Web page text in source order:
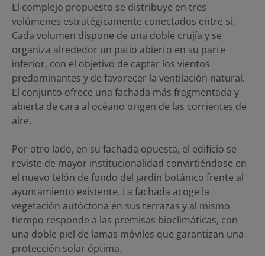
El complejo propuesto se distribuye en tres
volúmenes estratégicamente conectados entre sí.
Cada volumen dispone de una doble crujía y se
organiza alrededor un patio abierto en su parte
inferior, con el objetivo de captar los vientos
predominantes y de favorecer la ventilación natural.
El conjunto ofrece una fachada más fragmentada y
abierta de cara al océano origen de las corrientes de
aire.
Por otro lado, en su fachada opuesta, el edificio se
reviste de mayor institucionalidad convirtiéndose en
el nuevo telón de fondo del jardín botánico frente al
ayuntamiento existente. La fachada acoge la
vegetación autóctona en sus terrazas y al mismo
tiempo responde a las premisas bioclimáticas, con
una doble piel de lamas móviles que garantizan una
protección solar óptima.